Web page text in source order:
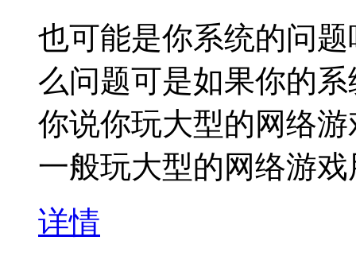
也可能是你系统的问
么问题可是如果你的
你说你玩大型的网络
一般玩大型的网络游
详情